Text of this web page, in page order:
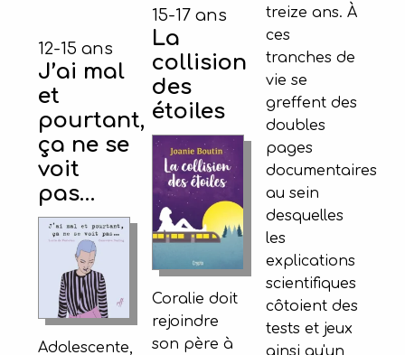
12-15 ans
J’ai mal
et
pourtant,
ça ne se
voit
pas…
Adolescente,
treize ans. À
ces
tranches de
vie se
greffent des
doubles
pages
documentaires
au sein
desquelles
les
explications
scientifiques
côtoient des
tests et jeux
ainsi qu'un
15-17 ans
La
collision
des
étoiles
Coralie doit
rejoindre
son père à